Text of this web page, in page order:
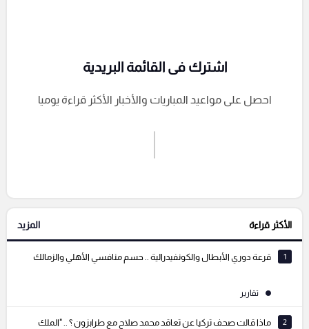
إرسال تعليق
التعليقات السابقة
اشترك فى القائمة البريدية
احصل على مواعيد المباريات والأخبار الأكثر قراءة يوميا
الأكثر قراءة المزيد
1 قرعة دوري الأبطال والكونفيدرالية .. حسم منافسي الأهلي والزمالك
تقارير
2
ماذا قالت صحف تركيا عن تعاقد محمد صلاح مع طرابزون ؟ .. "الملك